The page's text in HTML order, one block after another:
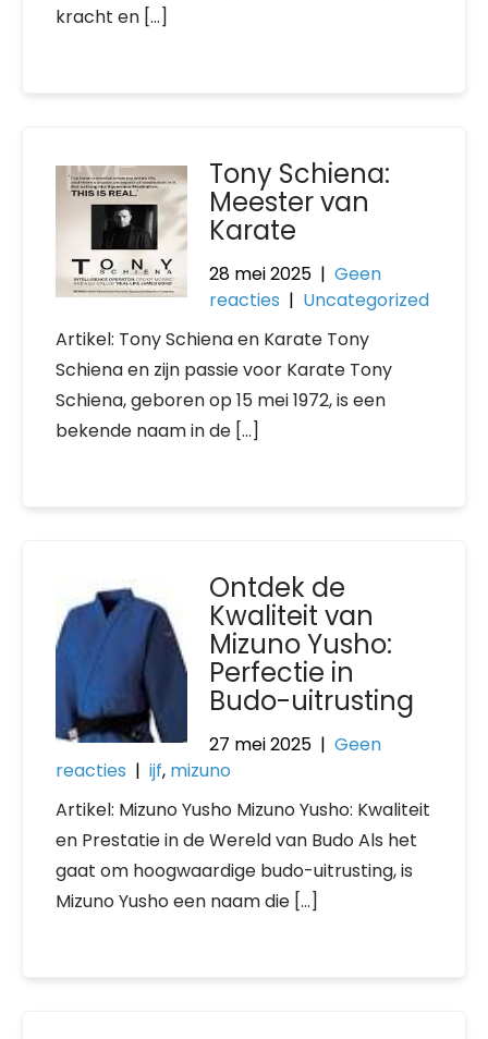
kracht en […]
Tony Schiena:
Meester van
Karate
28 mei 2025 |Geen
reacties | Uncategorized
Artikel: Tony Schiena en Karate Tony
Schiena en zijn passie voor Karate Tony
Schiena, geboren op 15 mei 1972, is een
bekende naam in de […]
Ontdek de
Kwaliteit van
Mizuno Yusho:
Perfectie in
Budo-uitrusting
27 mei 2025 |Geen
reacties | ijf, mizuno
Artikel: Mizuno Yusho Mizuno Yusho: Kwaliteit
en Prestatie in de Wereld van Budo Als het
gaat om hoogwaardige budo-uitrusting, is
Mizuno Yusho een naam die […]